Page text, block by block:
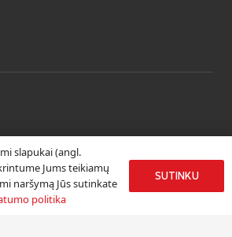
slapukai (angl.
Jums teikiamų
naršymą Jūs sutinkate
politika
SUTINKU